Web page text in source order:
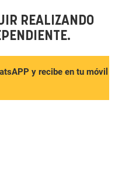
REALIZANDO
y recibe en tu móvil